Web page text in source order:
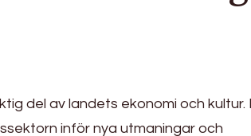
del av landets ekonomi och kultur.
inför nya utmaningar och